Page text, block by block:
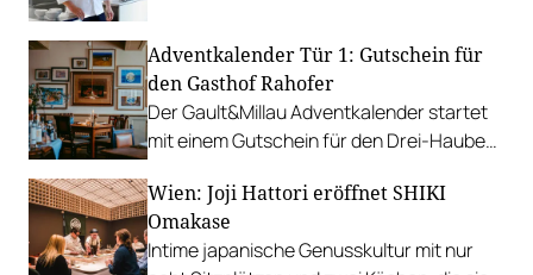
Adventkalender Tür 1: Gutschein für
den Gasthof Rahofer
Der Gault&Millau Adventkalender startet
mit einem Gutschein für den Drei-Hauben-
Wien: Joji Hattori eröffnet SHIKI
Omakase
Intime japanische Genusskultur mit nur